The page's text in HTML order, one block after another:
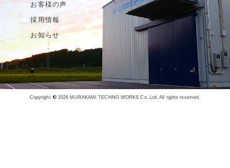
お客様の声
採用情報
お知らせ
Copyright ©2026 MURAKAMI TECHNO WORKS Co.,Ltd. All rights reserved.